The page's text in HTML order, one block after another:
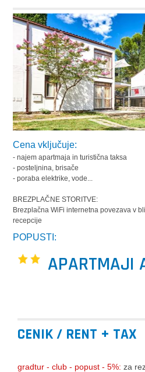
Cena vključuje:
- najem apartmaja in turistična taksa
- posteljnina, brisače
- poraba elektrike, vode...
BREZPLAČNE STORITVE:
Brezplačna WiFi internetna povezava v
recepcije
POPUSTI:
APARTMAJI
CENIK / RENT + TAX
gradtur - club - popust - 5%:za